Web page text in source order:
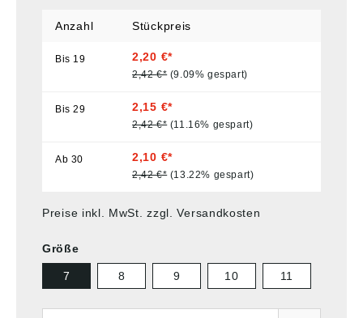
Anzahl Stückpreis
Bis 19 2,20 €*
2,42 €* (9.09% gespart)
Bis29 2,15 €*
2,42 €* (11.16% gespart)
Ab 30 2,10 €*
2,42 €* (13.22% gespart)
Preise inkl. MwSt. zzgl. Versandkosten
Größe
7 8 9 10 11